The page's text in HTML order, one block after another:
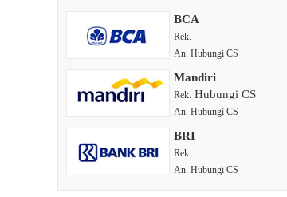
BCA
Rek.
An. Hubungi CS
Mandiri
Rek. Hubungi CS
An. Hubungi CS
BRI
Rek.
An. Hubungi CS